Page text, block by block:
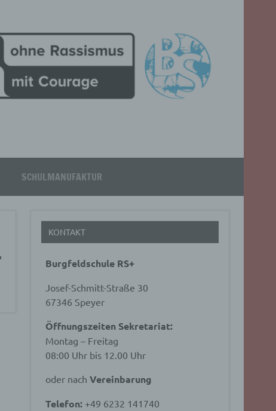
SCHULMANUFAKTUR
KONTAKT
Burgfeldschule RS+
Josef-Schmitt-Straße 30
67346 Speyer
Öffnungszeiten Sekretariat:
Montag – Freitag
08:00 Uhr bis 12.00 Uhr
oder nachVereinbarung
Telefon: +49 6232 141740